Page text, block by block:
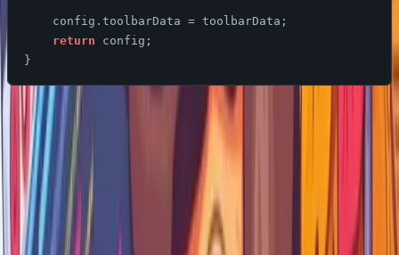
    config.toolbarData = toolbarData;
return config;
Al ejecutar la pagina tendriamos lo siguiente